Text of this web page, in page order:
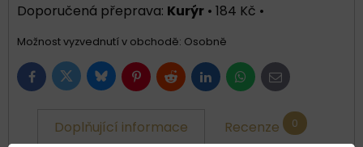
Kurýr • 184 Kč •
Osobně
FacebookTwitterBlueskyPinterestRedditLinkedInWhatsApp
E-
mail
Doplňující informace Recenze 0